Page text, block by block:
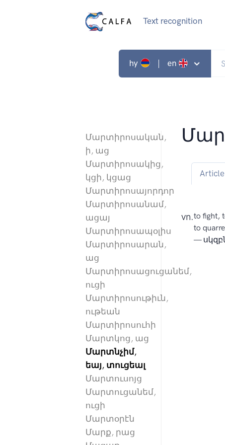
Text recognition
hy | en
Մարտիրոսական,
ի, աց
Մարտիրոսակից,
կցի, կցաց
Մարտիրոսայորդոր
Մարտիրոսանամ,
ացայ
Մարտիրոսապօլիս
Մարտիրոսարան,
աց
Մարտիրոսացուցանեմ,
ուցի
Մարտիրոսութիւն,
ութեան
Մարտիրոսուհի
Մարտկոց, աց
Մարտնչիմ,
եայ, տուցեալ
Մարտուսոյց
Մարտուցանեմ,
ուցի
Մարտօրէն
Մարք, րաց
Article
vn.to fight,
to
—